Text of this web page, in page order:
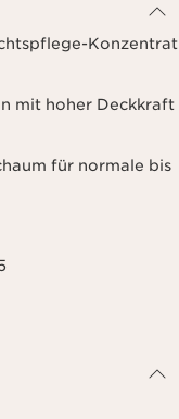
Konzentrat
mit hoher Deckkraft
für normale bis